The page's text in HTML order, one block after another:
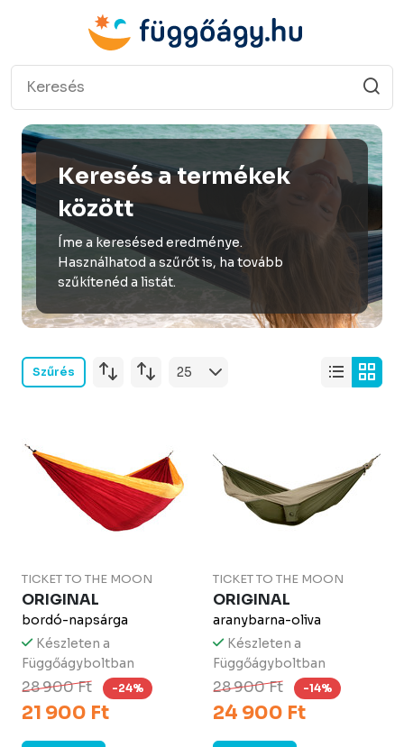
Keresés a termékek
között
Íme a keresésed eredménye.
Használhatod a szűrőt is, ha tovább
szűkítenéd a listát.
Szűrés
TICKET TO THE MOON
ORIGINAL
bordó-napsárga
Készleten a
Függőágyboltban
28 900 Ft -24%
21 900 Ft
TICKET TO THE MOON
ORIGINAL
aranybarna-oliva
Készleten a
Függőágyboltban
28 900 Ft -14%
24 900 Ft